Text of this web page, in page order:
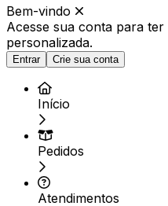
Bem-vindo
Acesse sua conta para ter
personalizada.
Entrar Crie sua conta
Início
Pedidos
Atendimentos